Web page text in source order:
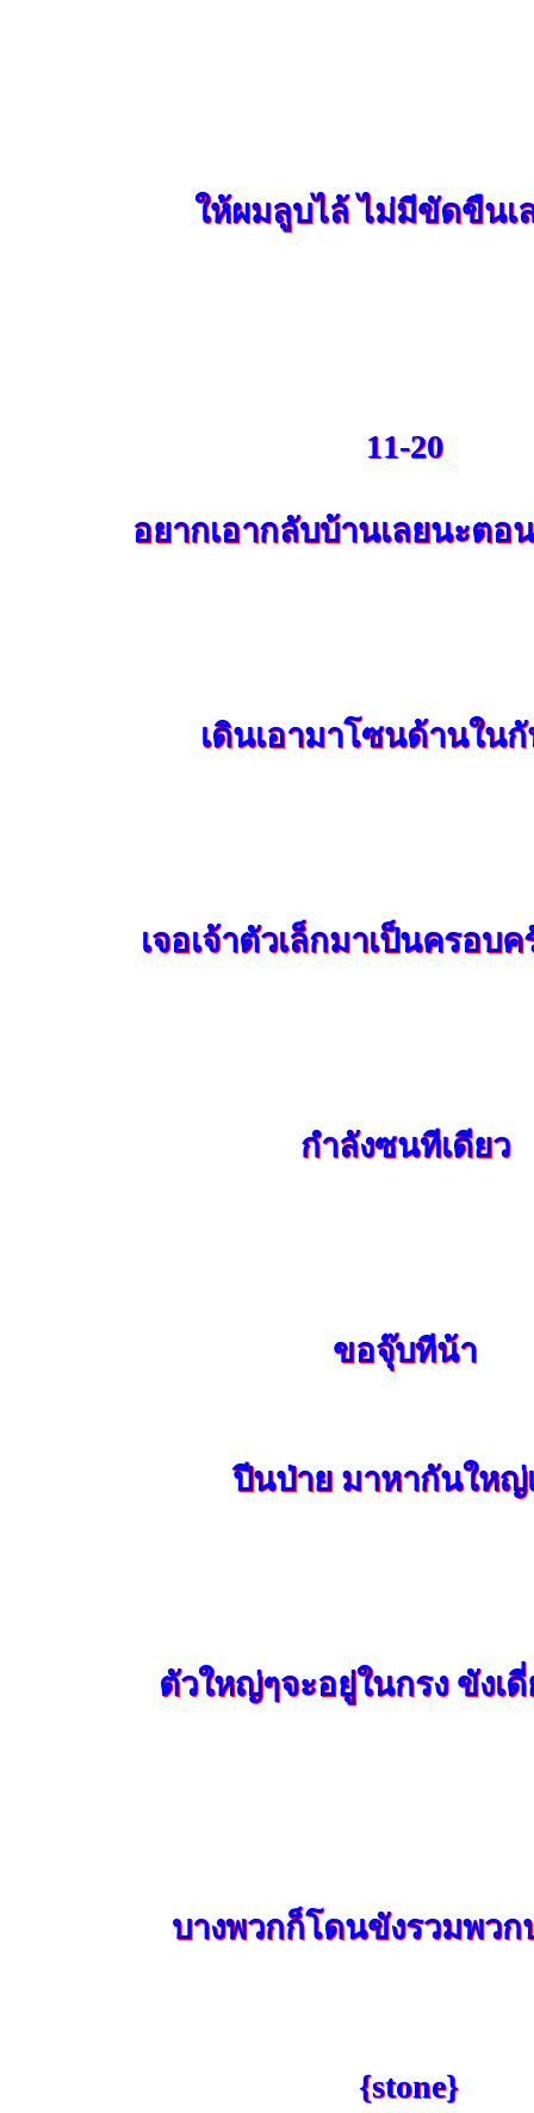
ให้ผมลูบไล้ ไม่มีขัดขืนเ
11-20
อยากเอากลับบ้านเลยนะตอ
เดินเอามาโซนด้านใน
เจอเจ้าตัวเล็กมาเป็นครอบค
กำลังซนทีเดียว
ขอจุ๊บทีน้า
ปีนป่าย มาหากันใหญ่
ตัวใหญ่ๆจะอยู่ในกรง ขังเดี่
บางพวกก็โดนขังรวมพวก
{stone}